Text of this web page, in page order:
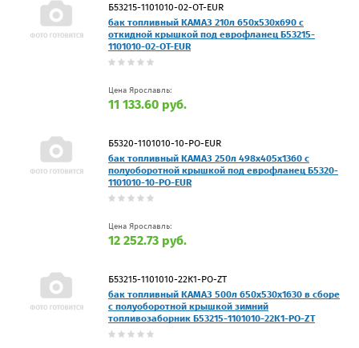
Б53215-1101010-02-OT-EUR
бак топливный КАМАЗ 210л 650х530х690 с
откидной крышкой под еврофланец Б53215-
1101010-02-OT-EUR
Цена Ярославль:
11 133.60 руб.
Б5320-1101010-10-PO-EUR
бак топливный КАМАЗ 250л 498х405х1360 с
полуоборотной крышкой под еврофланец Б5320-
1101010-10-PO-EUR
Цена Ярославль:
12 252.73 руб.
Б53215-1101010-22К1-PO-ZT
бак топливный КАМАЗ 500л 650х530х1630 в сборе
с полуоборотной крышкой зимний
топливозаборник Б53215-1101010-22К1-PO-ZT